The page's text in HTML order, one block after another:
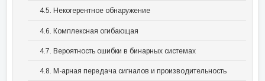
4.5. Некогерентное обнаружение
4.6. Комплексная огибающая
4.7. Вероятность ошибки в бинарных системах
4.8. М-арная передача сигналов и производительность